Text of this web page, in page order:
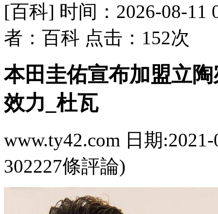
[百科] 时间：2026-08-11
者：百科 点击：152次
本田圭佑宣布加盟立
效力_杜瓦
www.ty42.com 日期
302227條評論)